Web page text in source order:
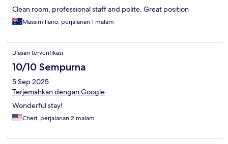
Clean room, professional staff and polite. Great position
Massimiliano, perjalanan 1 malam
Ulasan terverifikasi
10/10 Sempurna
5 Sep 2025
Terjemahkan dengan Google
Wonderful stay!
Cheri, perjalanan 2 malam